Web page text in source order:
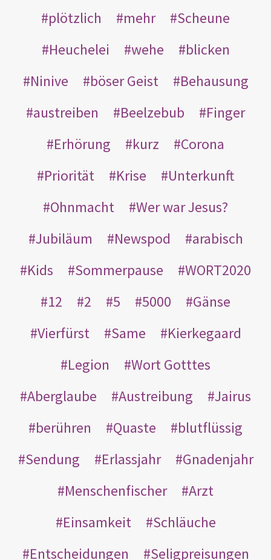
plötzlich mehr
Scheune
Heuchelei
wehe
blicken
Ninive
böser Geist
Behausung
austreiben
Beelzebub
Finger
Erhörung
kurz
Corona
Priorität
Krise
Unterkunft
Ohnmacht
Wer war Jesus?
Jubiläum
Newspod
arabisch
Kids
Sommerpause
WORT2020
12
2 5 5000
Gänse
Vierfürst
Same
Kierkegaard
Legion
Wort Gotttes
Aberglaube
Austreibung
Jairus
berühren
Quaste
blutflüssig
Sendung
Erlassjahr
Gnadenjahr
Menschenfischer
Arzt
Einsamkeit
Schläuche
Entscheidungen
Seligpreisungen